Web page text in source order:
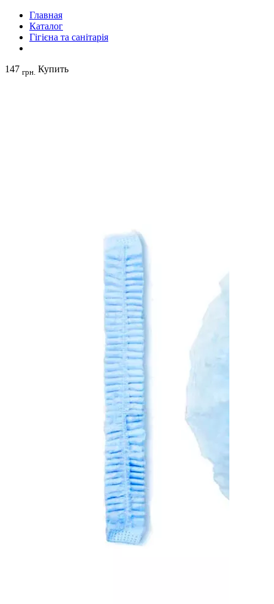
Главная
Каталог
Гігієна та санітарія
147 грн. Купить